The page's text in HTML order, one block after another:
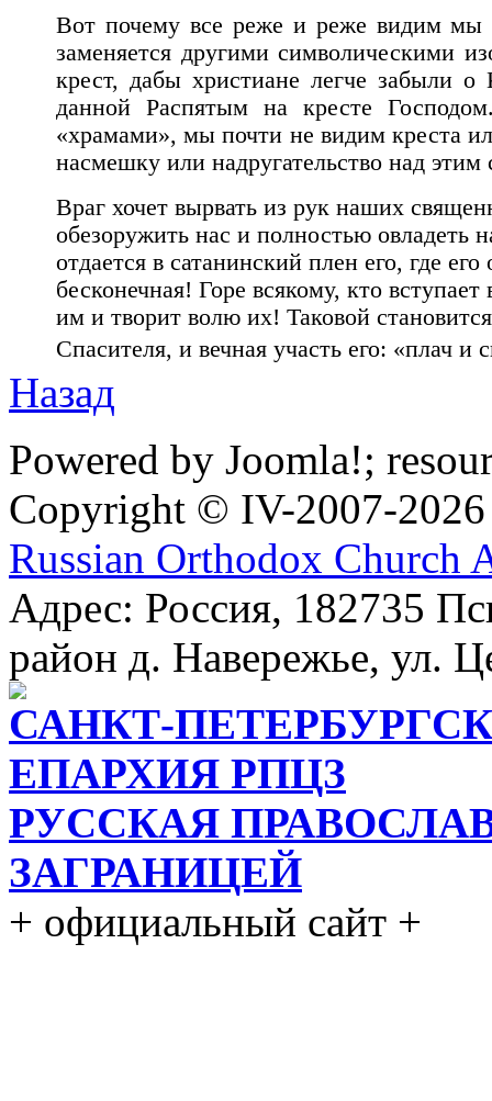
Вот почему все реже и реже видим мы
заменяется другими символическими
крест, дабы христиане легче забыли
данной Распятым на кресте
«храмами», мы почти не видим креста
насмешку или надругательство над
Враг хочет вырвать из рук наших
обезоружить нас и полностью овладеть
отдается в сатанинский плен его, где
бесконечная! Горе всякому, кто
им и творит волю их! Таковой
Спасителя, и вечная участь его: «плач
Назад
Powered by Joomla!;
Copyright © IV-2007-2026
Russian Orthodox Church
Адрес: Россия, 182735
район д. Навережье, ул.
САНКТ-
ЕПАРХИЯ РПЦЗ
РУССКАЯ
ЗАГРАНИЦЕЙ
+ официальный сайт +